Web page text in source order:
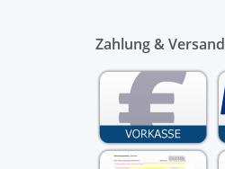
Zahlung & Versand